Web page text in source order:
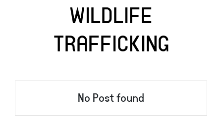
WILDLIFE
TRAFFICKING
No Post found